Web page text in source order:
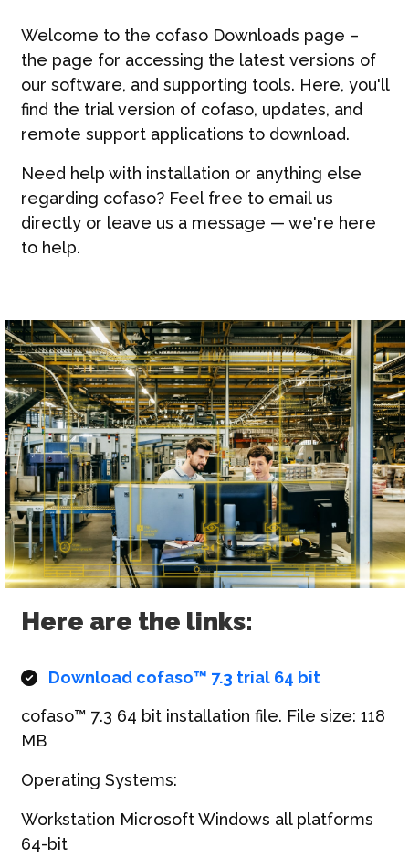
Deutsch | DE
Welcome to the cofaso Downloads page –
the page for accessing the latest versions of
our software, and supporting tools. Here, you'll
find the trial version of cofaso, updates, and
remote support applications to download.
Need help with installation or anything else
regarding cofaso? Feel free to email us
directly or leave us a message — we're here
to help.
Here are the links:
Download cofaso™ 7.3 trial 64 bit
cofaso™ 7.3 64 bit installation file. File size: 118
MB
Operating Systems:
Workstation Microsoft Windows all platforms
64-bit